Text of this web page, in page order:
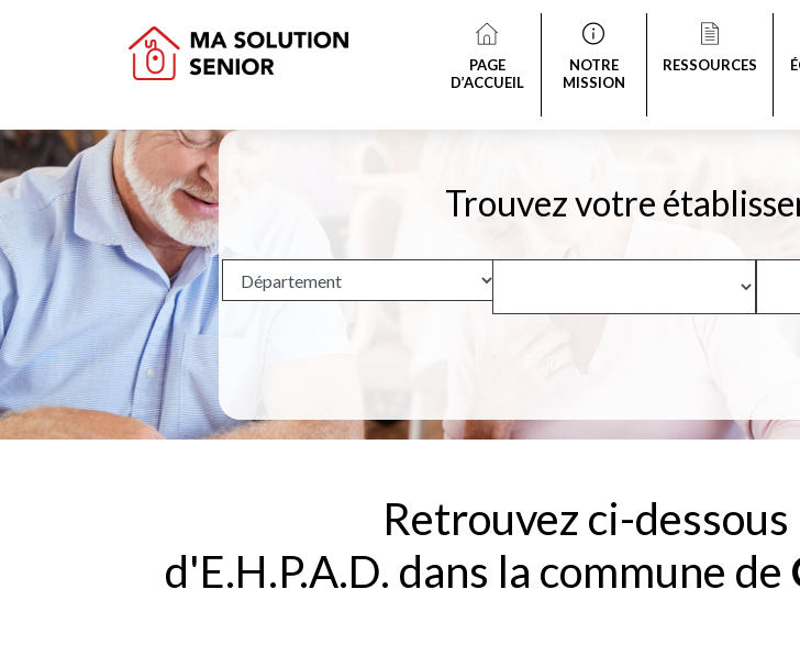
PAGE
D’ACCUEIL
NOTRE
MISSION
RESSOURCES
Trouvez votre
Retrouvez ci-
d'E.H.P.A.D. dans la commune de